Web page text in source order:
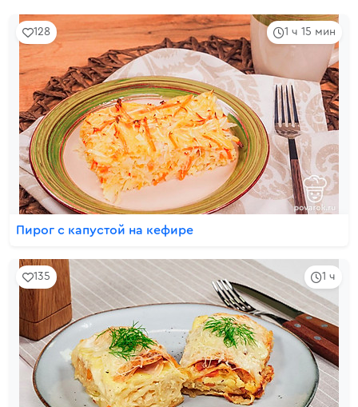
1 ч 15 мин
128
Пирог с капустой на кефире
1 ч
135